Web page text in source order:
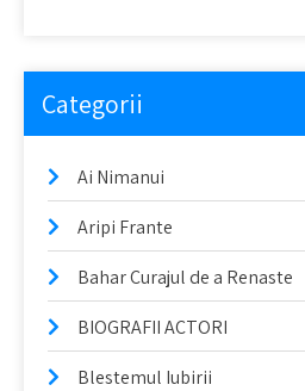
Categorii
Ai Nimanui
Aripi Frante
Bahar Curajul de a Renaste
BIOGRAFII ACTORI
Blestemul Iubirii